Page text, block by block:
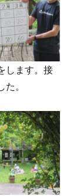
します。接
。